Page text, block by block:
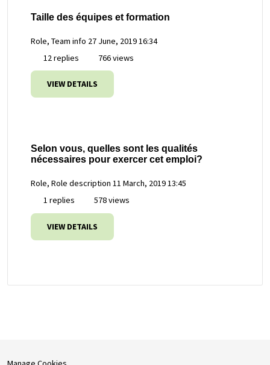
Taille des équipes et formation
Role, Team info 27 June, 2019 16:34
12 replies
766 views
VIEW DETAILS
Selon vous, quelles sont les qualités
nécessaires pour exercer cet emploi?
Role, Role description 11 March, 2019 13:45
1 replies
578 views
VIEW DETAILS